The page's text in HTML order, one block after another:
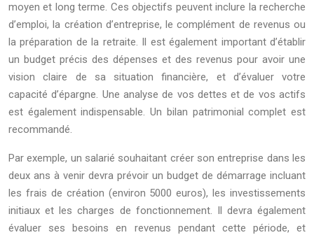
moyen et long terme. Ces objectifs peuvent inclure la recherche
d’emploi, la création d’entreprise, le complément de revenus ou
la préparation de la retraite. Il est également important d’établir
un budget précis des dépenses et des revenus pour avoir une
vision claire de sa situation financière, et d’évaluer votre
capacité d’épargne. Une analyse de vos dettes et de vos actifs
est également indispensable. Un bilan patrimonial complet est
recommandé.
Par exemple, un salarié souhaitant créer son entreprise dans les
deux ans à venir devra prévoir un budget de démarrage incluant
les frais de création (environ 5000 euros), les investissements
initiaux et les charges de fonctionnement. Il devra également
évaluer ses besoins en revenus pendant cette période, et